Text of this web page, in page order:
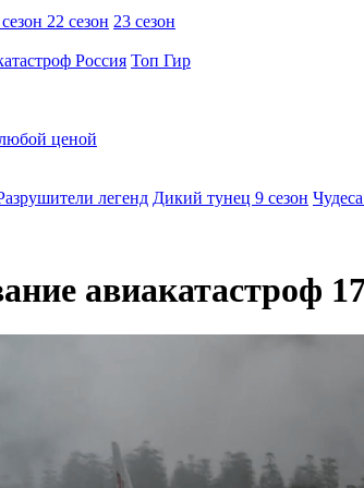
22 сезон 23 сезон
Россия Топ Гир
ценой
легенд Дикий тунец 9 сезон
авиакатастроф